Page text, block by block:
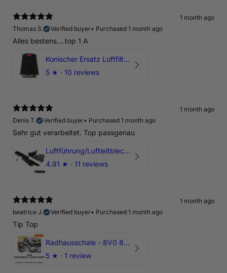
1 month ago
Thomas S.
Verified buyer• Purchased 1 month ago
Alles bestens....top 1 A
Konischer Ersatz Luftfilter Pilz - 4" & 5" Offene Ansaugung
5 ★ · 10 reviews
1 month ago
Denis T.
Verified buyer• Purchased 1 month ago
Sehr gut verarbeitet. Top passgenau
Luftführung/Luftleitblech 5" 125mm offene Ansaugung HPerformance
4.91 ★ · 11 reviews
1 month ago
beatrice J.
Verified buyer• Purchased 1 month ago
Tip Top
Radhausschale - 8V0 821 191 C - Original Ersatzteil für Audi RS3 Sportback
5 ★ · 1 review